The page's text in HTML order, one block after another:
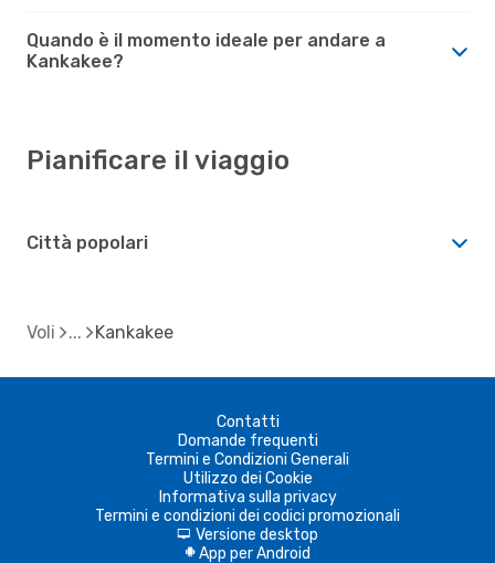
Quando è il momento ideale per andare a
Kankakee?
Pianificare il viaggio
Città popolari
Voli Kankakee
Contatti
Domande frequenti
Termini e Condizioni Generali
Utilizzo dei Cookie
Informativa sulla privacy
Termini e condizioni dei codici promozionali
d Versione desktop
A App per Android